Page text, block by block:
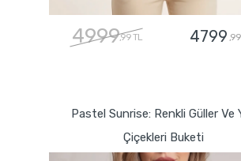
4999,99 TL 4799
Pastel Sunrise: Renkli Güller Ve
Çiçekleri Buketi